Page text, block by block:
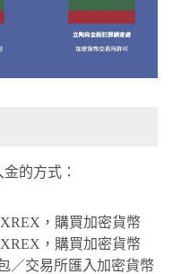
的方式：
，購買加密貨幣
，購買加密貨幣
／交易所匯入加密貨幣